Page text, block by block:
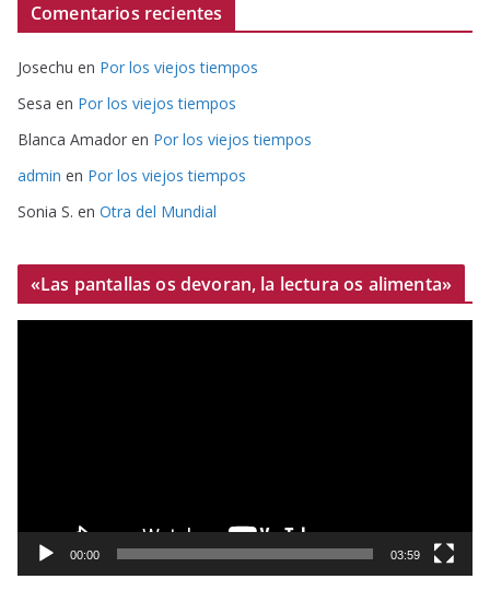
Comentarios recientes
Josechu en Por los viejos tiempos
Sesa en Por los viejos tiempos
Blanca Amador en Por los viejos tiempos
admin en Por los viejos tiempos
Sonia S. en Otra del Mundial
«Las pantallas os devoran, la lectura os alimenta»
o
00:00 03:59